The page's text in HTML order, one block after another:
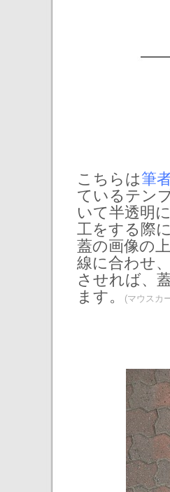
こちらは筆
ているテン
いて半透明
工をする際
蓋の画像の
線に合わせ
させれば、
ます。
(マウスカ